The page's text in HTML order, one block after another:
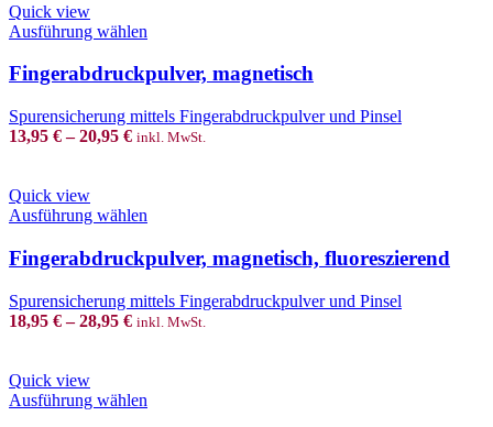
on
product
Quick view
Ausführung wählen
has
multiple
variants.
The
on
product
Fingerabdruckpulver, magnetisch
Spurensicherung mittels Fingerabdruckpulver und Pinsel
13,95 €–20,95 € inkl. MwSt.
Quick view
Ausführung wählen
has
multiple
variants.
The
options
on
Fingerabdruckpulver, magnetisch, fluoreszierend
Spurensicherung mittels Fingerabdruckpulver und Pinsel
18,95 €–28,95 € inkl. MwSt.
Quick view
Ausführung wählen